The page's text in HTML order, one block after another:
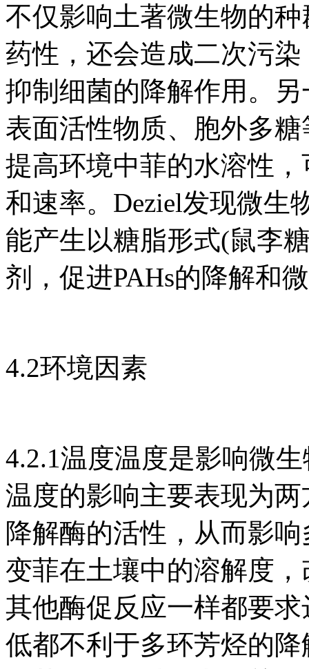
不仅影响土著微生物的
药性，还会造成二次污
抑制细菌的降解作用。
表面活性物质、胞外多
提高环境中菲的水溶性
和速率。Deziel发现微生
能产生以糖脂形式(鼠李
剂，促进PAHs的降解和
4.2环境因素
4.2.1温度温度是影响微
温度的影响主要表现为
降解酶的活性，从而影
变菲在土壤中的溶解度
其他酶促反应一样都要
低都不利于多环芳烃的